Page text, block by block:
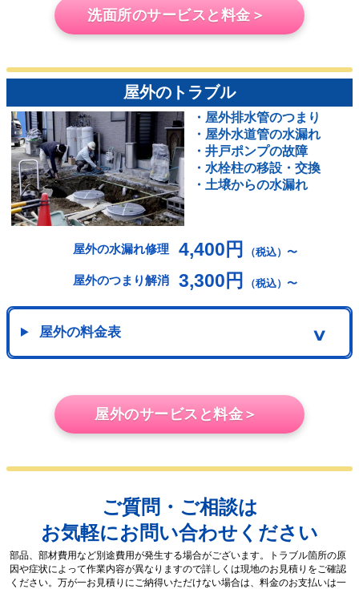
洗面所のサービスと料金＞
屋外のトラブル
・屋外排水管のつまり
・屋外水道管の水漏れ
・井戸ポンプの故障
・水栓柱の移設・交換
・土壌からの水漏れ
屋外の水漏れ修理 4,400円 （税込）〜
屋外のつまり解消 3,300円 （税込）〜
屋外の料金表 ∨
屋外のサービスと料金＞
ご質問・ご相談は
お気軽にお問い合わせください
部品、部材費用など別途費用が発生する場合がございます。トラブル箇所の原
因や症状によって作業内容が異なりますので詳しくは現地のお見積りをご確認
ください。万が一お見積りにご納得いただけない場合は、料金のお支払いは一